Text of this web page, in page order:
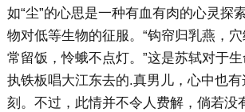
如“尘”的心思是一种有血有肉的心灵探
物对低等生物的征服。“钩帘归乳燕，
常留饭，怜蛾不点灯。”这是苏轼对于
执铁板唱大江东去的.真男儿，心中也有
刻。不过，此情并不令人费解，倘若没